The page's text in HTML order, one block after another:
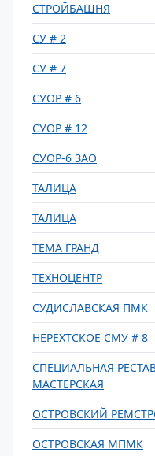
СТРОЙБАШНЯ
СУ # 2
СУ # 7
СУОР # 6
СУОР # 12
СУОР-6 ЗАО
ТАЛИЦА
ТАЛИЦА
ТЕМА ГРАНД
ТЕХНОЦЕНТР
СУДИСЛАВСКАЯ ПМК
НЕРЕХТСКОЕ СМУ # 8
СПЕЦИАЛЬНАЯ
МАСТЕРСКАЯ
ОСТРОВСКИЙ
ОСТРОВСКАЯ МПМК